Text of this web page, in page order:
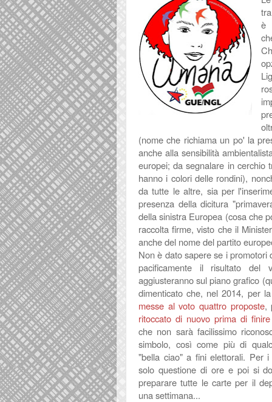
è
(nome che richiama un po' la
anche alla sensibilità
europei; da segnalare in cerchio
hanno i colori delle rondini),
da tutte le altre, sia per
presenza della dicitura
della sinistra Europea (cosa che
raccolta firme, visto che il
anche del nome del partito
Non è dato sapere se i promotori
pacificamente il risultato
aggiusteranno sul piano grafico
dimenticato che, nel 2014, per
messe al voto quattro proposte,
ritoccato di nuovo prima di
che non sarà facilissimo
simbolo, così come più di
"bella ciao" a fini elettorali. Per
solo questione di ore e poi si
preparare tutte le carte per il
una settimana...